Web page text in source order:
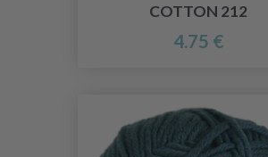
COTTON 212
4.75 €